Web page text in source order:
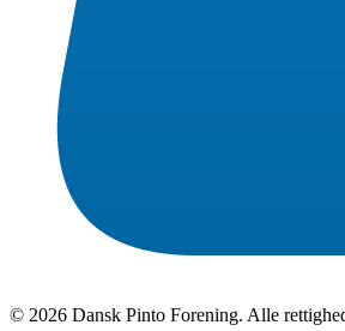
© 2026 Dansk Pinto Forening. Alle